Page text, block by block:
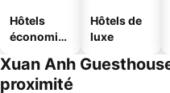
Hôtels
économiq
Hôtels de
luxe
Xuan Anh
proximité